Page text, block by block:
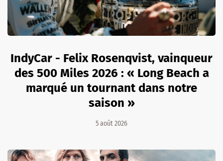
IndyCar - Felix Rosenqvist, vainqueur
des 500 Miles 2026 : « Long Beach a
marqué un tournant dans notre
saison »
5 août 2026